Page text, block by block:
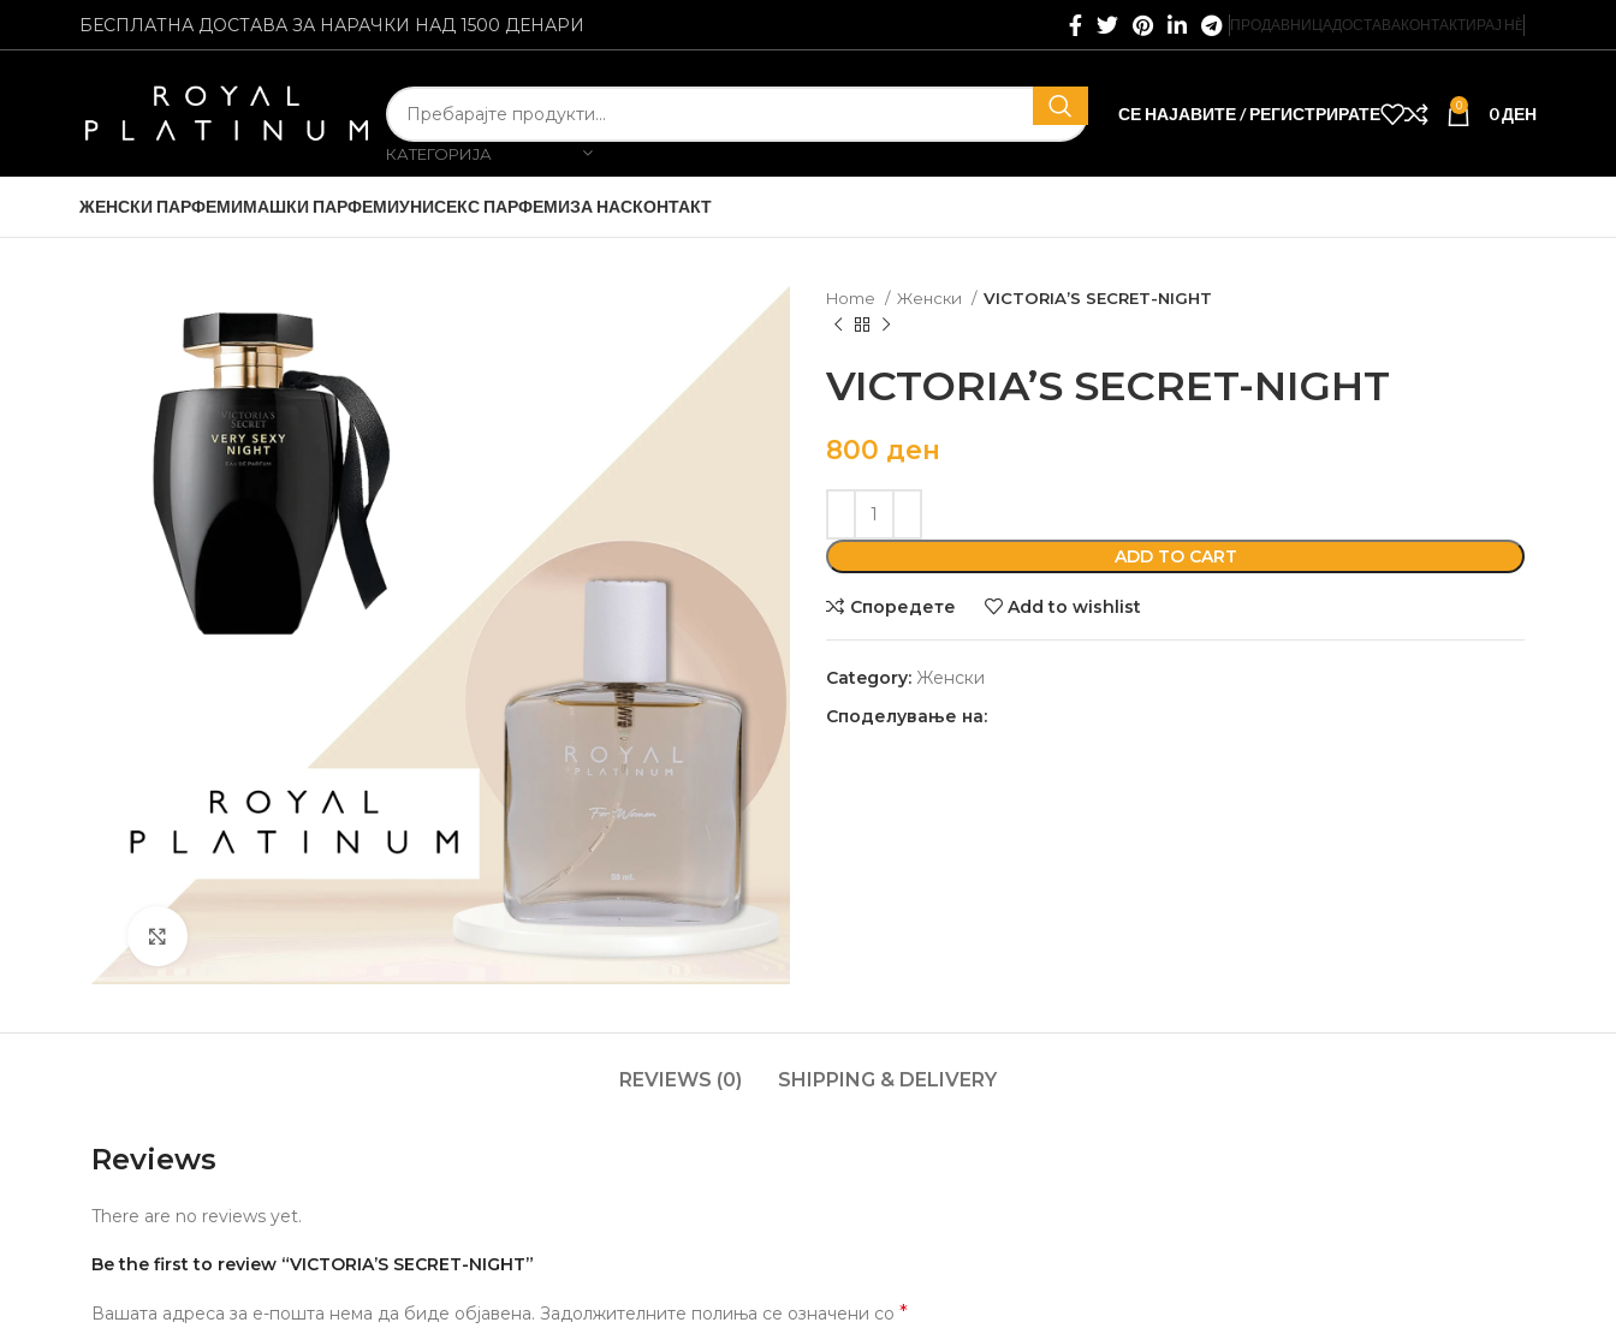
БЕСПЛАТНА ДОСТАВА ЗА НАРАЧКИ НАД 1500 ДЕНАРИ ПРОДАВНИЦАДОСТАВАКОНТАКТИРАЈ НÈ
КАТЕГОРИЈА
СЕ НАЈАВИТЕ / РЕГИСТРИРАТЕ 0 0ДЕН
ЖЕНСКИ ПАРФЕМИМАШКИ ПАРФЕМИУНИСЕКС ПАРФЕМИЗА НАСКОНТАКТ
Home Женски VICTORIA’S SECRET-NIGHT
VICTORIA’S SECRET-NIGHT
800 ден
ADD TO CART
Споредете Add to wishlist
Category: Женски
Споделување на:
REVIEWS (0) SHIPPING & DELIVERY
Reviews
There are no reviews yet.
Be the first to review “VICTORIA’S SECRET-NIGHT”
Вашата адреса за е-пошта нема да биде објавена. Задолжителните полиња се означени со *